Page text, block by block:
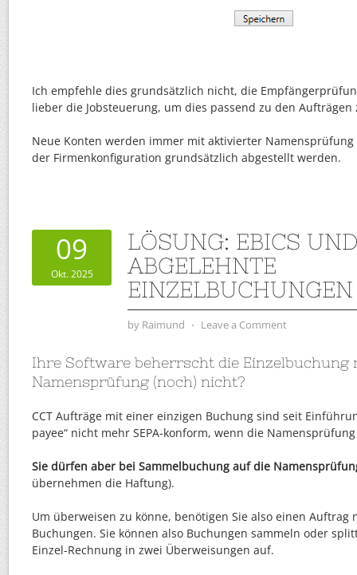
Ich empfehle dies grundsätzlich nicht, die
lieber die Jobsteuerung, um dies passend zu den Aufträgen
Neue Konten werden immer mit aktivierter Namensprüfung
der Firmenkonfiguration grundsätzlich abgestellt werden.
09
Okt. 2025
LÖSUNG: EBICS
ABGELEHNTE
EINZELBUCHUNGEN
by Raimund ⋅ Leave a Comment
Ihre Software beherrscht die Einzelbuchung
Namensprüfung (noch) nicht?
CCT Aufträge mit einer einzigen Buchung sind seit
payee“ nicht mehr SEPA-konform, wenn die
Sie dürfen aber bei Sammelbuchung auf die
übernehmen die Haftung).
Um überweisen zu könne, benötigen Sie also einen Auftrag
Buchungen. Sie können also Buchungen sammeln oder
Einzel-Rechnung in zwei Überweisungen auf.